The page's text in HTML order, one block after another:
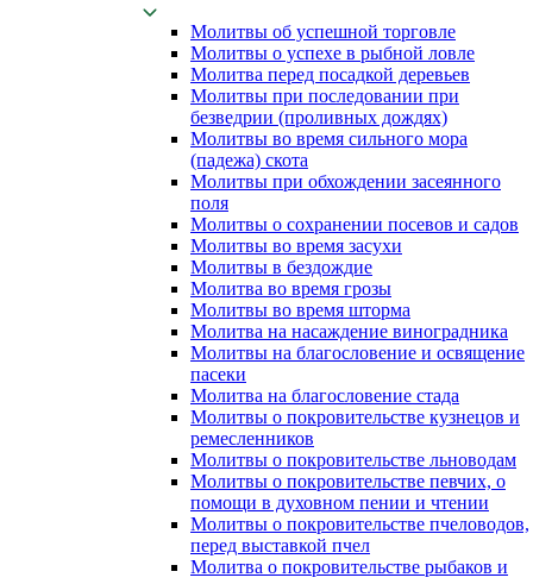
Молитвы об успешной торговле
Молитвы о успехе в рыбной ловле
Молитва перед посадкой деревьев
Молитвы при последовании при
безведрии (проливных дождях)
Молитвы во время сильного мора
(падежа) скота
Молитвы при обхождении засеянного
поля
Молитвы о сохранении посевов и садов
Молитвы во время засухи
Молитвы в бездождие
Молитва во время грозы
Молитвы во время шторма
Молитва на насаждение виноградника
Молитвы на благословение и освящение
пасеки
Молитва на благословение стада
Молитвы о покровительстве кузнецов и
ремесленников
Молитвы о покровительстве льноводам
Молитвы о покровительстве певчих, о
помощи в духовном пении и чтении
Молитвы о покровительстве пчеловодов,
перед выставкой пчел
Молитва о покровительстве рыбаков и